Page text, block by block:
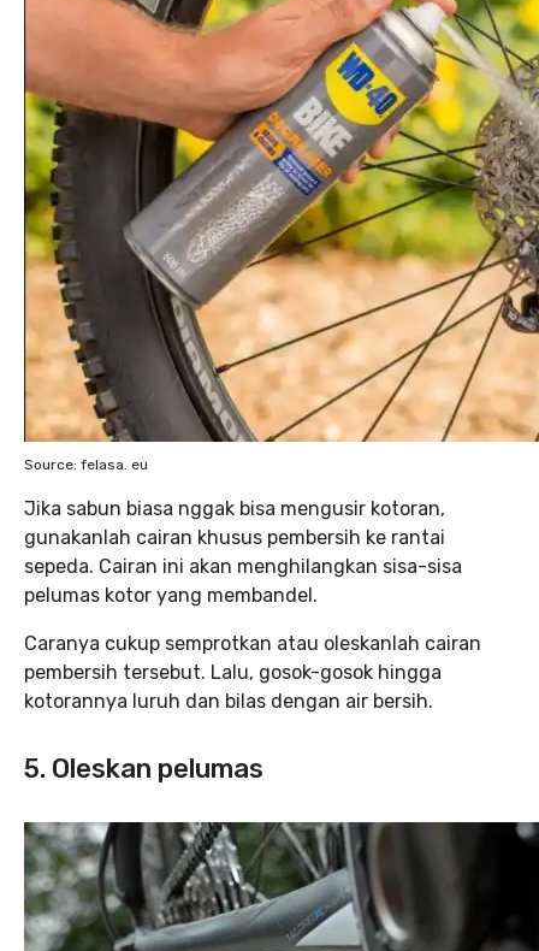
Source: felasa. eu
Jika sabun biasa nggak bisa mengusir kotoran,
gunakanlah cairan khusus pembersih ke rantai
sepeda. Cairan ini akan menghilangkan sisa-sisa
pelumas kotor yang membandel.
Caranya cukup semprotkan atau oleskanlah cairan
pembersih tersebut. Lalu, gosok-gosok hingga
kotorannya luruh dan bilas dengan air bersih.
5. Oleskan pelumas